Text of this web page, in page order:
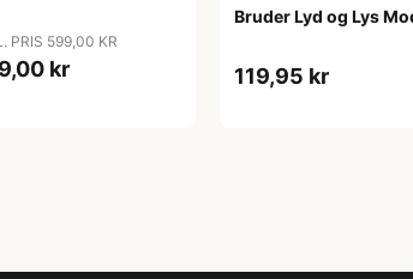
PRIS 599,00 KR
kr
Bruder Lyd og Lys
119,95 kr